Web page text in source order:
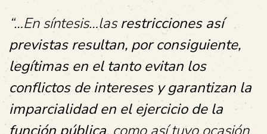
“…En síntesis…lasrestricciones así
previstas resultan, por consiguiente,
legítimas en el tanto evitan los
conflictos de intereses y garantizan la
imparcialidad en el ejercicio de la